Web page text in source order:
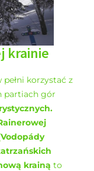
krainie
korzystać z
partiach gór
krainą to